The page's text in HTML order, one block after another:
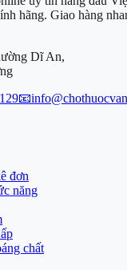
hãng. Giao hàng
Dĩ An,
📧
đơn
năng
chất